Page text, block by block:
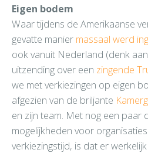
Eigen bodem
Waar tijdens de Amerikaanse
gevatte manier massaal werd
ook vanuit Nederland (denk
uitzending over een zingende
we met verkiezingen op eigen
afgezien van de briljante
en zijn team. Met nog een paar
mogelijkheden voor
verkiezingstijd, is dat er